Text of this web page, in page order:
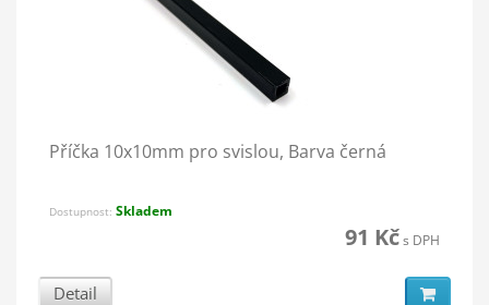
Příčka 10x10mm pro svislou, Barva černá
Dostupnost: Skladem
91 Kčs DPH
Detail